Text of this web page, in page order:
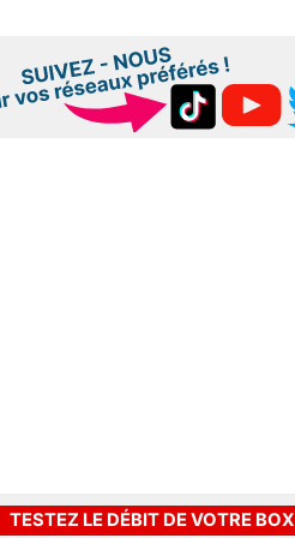
TESTEZ LE DÉBIT DE VOTRE BOX